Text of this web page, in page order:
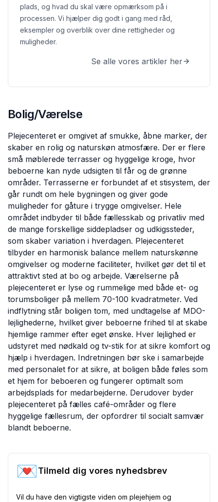
plads, og hvad du skal være opmærksom på i
processen. Vi hjælper dig godt i gang med råd,
eksempler og overblik over dine rettigheder og
muligheder.
Se alle vores artikler her
Bolig/Værelse
Plejecenteret er omgivet af smukke, åbne marker, der
skaber en rolig og naturskøn atmosfære. Der er flere
små møblerede terrasser og hyggelige kroge, hvor
beboerne kan nyde udsigten til får og de grønne
områder. Terrasserne er forbundet af et stisystem, der
går rundt om hele bygningen og giver gode
muligheder for gåture i trygge omgivelser. Hele
området indbyder til både fællesskab og privatliv med
de mange forskellige siddepladser og udkigssteder,
som skaber variation i hverdagen. Plejecenteret
tilbyder en harmonisk balance mellem naturskønne
omgivelser og moderne faciliteter, hvilket gør det til et
attraktivt sted at bo og arbejde. Værelserne på
plejecenteret er lyse og rummelige med både et- og
torumsboliger på mellem 70-100 kvadratmeter. Ved
indflytning står boligen tom, med undtagelse af MDO-
lejlighederne, hvilket giver beboerne frihed til at skabe
hjemlige rammer efter eget ønske. Hver lejlighed er
udstyret med nødkald og tv-stik for at sikre komfort og
hjælp i hverdagen. Indretningen bør ske i samarbejde
med personalet for at sikre, at boligen både føles som
et hjem for beboeren og fungerer optimalt som
arbejdsplads for medarbejderne. Derudover byder
plejecenteret på fælles café-områder og flere
hyggelige fællesrum, der opfordrer til socialt samvær
blandt beboerne.
💌Tilmeld dig vores nyhedsbrev
Vil du have den vigtigste viden om plejehjem og